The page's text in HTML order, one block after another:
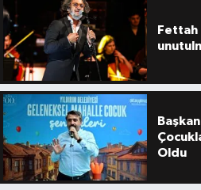
Fettah
Oldu